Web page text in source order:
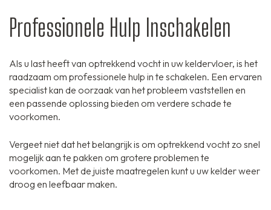
Professionele Hulp Inschakelen
Als u last heeft van optrekkend vocht in uw keldervloer, is het
raadzaam om professionele hulp in te schakelen. Een ervaren
specialist kan de oorzaak van het probleem vaststellen en
een passende oplossing bieden om verdere schade te
voorkomen.
Vergeet niet dat het belangrijk is om optrekkend vocht zo snel
mogelijk aan te pakken om grotere problemen te
voorkomen. Met de juiste maatregelen kunt u uw kelder weer
droog en leefbaar maken.